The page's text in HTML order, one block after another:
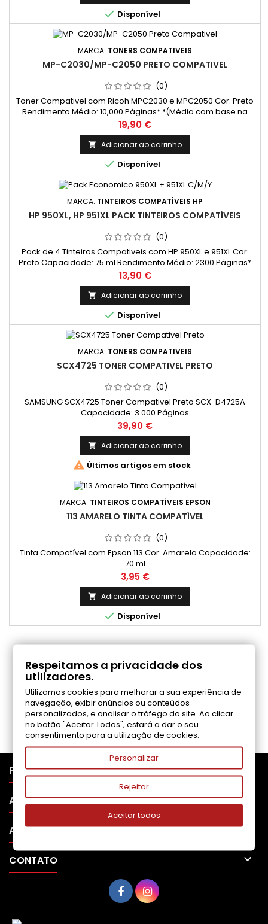
 Disponível
MARCA: TONERS COMPATIVEIS
MP-C2030/MP-C2050 PRETO COMPATIVEL
(0)
Toner Compativel com Ricoh MPC2030 e MPC2050 Cor: Preto
Rendimento Médio: 10,000 Páginas* *(Média com base na
norma ISO/IEC 24711 e impressão contínua. O rendimento real
varia consideravelmente com base no conteúdo das
páginas impressas e noutros factores.)
Preço
19,90 €
 Adicionar ao carrinho
 Disponível
MARCA: TINTEIROS COMPATÍVEIS HP
HP 950XL, HP 951XL PACK TINTEIROS COMPATÍVEIS
(0)
Pack de 4 Tinteiros Compativeis com HP 950XL e 951XL Cor:
Preto Capacidade: 75 ml Rendimento Médio: 2300 Páginas*
Cor: Cada Cor (Ciano, Magenta, Amarelo) Capacidade: 26
ml Rendimento Médio: 1500 Páginas*
Preço
13,90 €
 Adicionar ao carrinho
 Disponível
MARCA: TONERS COMPATIVEIS
SCX4725 TONER COMPATIVEL PRETO
(0)
SAMSUNG SCX4725 Toner Compativel Preto SCX-D4725A
Capacidade: 3.000 Páginas
Preço
39,90 €
 Adicionar ao carrinho
 Últimos artigos em stock
MARCA: TINTEIROS COMPATÍVEIS EPSON
113 AMARELO TINTA COMPATÍVEL
(0)
Tinta Compatível com Epson 113 Cor: Amarelo Capacidade:
70 ml
Preço
3,95 €
 Adicionar ao carrinho
 Disponível
COMENTÁRIOS (0)
Seja o primeiro a fazer uma avaliação
PRODUTOS 
APOIO AO CLIENTE 
A SUA CONTA 
CONTATO 
Respeitamos a privacidade dos
utilizadores.
Utilizamos cookies para melhorar a sua experiência de
navegação, exibir anúncios ou conteúdos
personalizados, e analisar o tráfego do site. Ao clicar
no botão "Aceitar Todos", estará a dar o seu
consentimento para a utilização de cookies.
Personalizar
Rejeitar
Aceitar todos